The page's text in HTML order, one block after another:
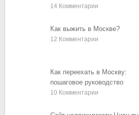
14Комментарии
Как выжить в Москве?
12 Комментарии
Как переехать в Москву:
пошаговое руководство
10 Комментарии